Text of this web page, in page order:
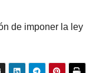
de imponer la ley